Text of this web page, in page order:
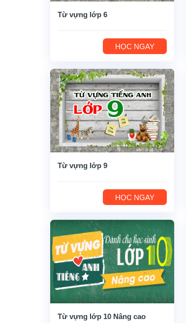
Từ vựng lớp 6
HỌC NGAY
Từ vựng lớp 9
HỌC NGAY
Từ vựng lớp 10 Nâng cao